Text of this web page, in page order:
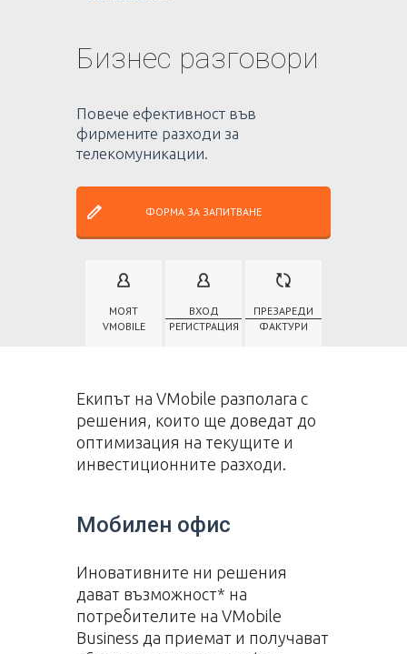
Бизнес разговори
Повече ефективност във
фирмените разходи за
телекомуникации.
ФОРМА ЗА ЗАПИТВАНЕ
МОЯТ
VMOBILE
ВХОД
РЕГИСТРАЦИЯ
ПРЕЗАРЕДИ
ФАКТУРИ
Екипът на VMobile разполага с
решения, които ще доведат до
оптимизация на текущите и
инвестиционните разходи.
Мобилен офис
Иновативните ни решения
дават възможност* на
потребителите на VMobile
Business да приемат и получават